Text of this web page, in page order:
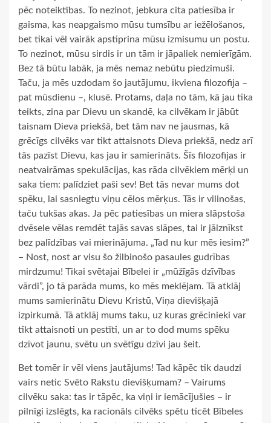
pēc noteiktības. To nezinot, jebkura cita patiesība ir
gaisma, kas neapgaismo mūsu tumsību ar iežēlošanos,
bet tikai vēl vairāk apstiprina mūsu izmisumu un postu.
To nezinot, mūsu sirdis ir un tām ir jāpaliek nemierīgām.
Bez tā būtu labāk, ja mēs nemaz nebūtu piedzimuši.
Taču, ja mēs uzdodam šo jautājumu, ikviena filozofija –
pat mūsdienu –, klusē. Protams, daļa no tām, kā jau tika
teikts, zina par Dievu un skandē, ka cilvēkam ir jābūt
taisnam Dieva priekšā, bet tām nav ne jausmas, kā
grēcīgs cilvēks var tikt attaisnots Dieva priekšā, nedz arī
tās pazīst Dievu, kas jau ir samierināts. Šīs filozofijas ir
neatvairāmas spekulācijas, kas rāda cilvēkiem mērķi un
saka tiem: palīdziet paši sev! Bet tās nevar mums dot
spēku, lai sasniegtu viņu cēlos mērķus. Tās ir vilinošas,
taču tukšas akas. Ja pēc patiesības un miera slāpstoša
dvēsele vēlas remdēt tajās savas slāpes, tai ir jāiznīkst
bez palīdzības vai mierinājuma. „Tad nu kur mēs iesim?”
– Nost, nost ar visu šo žilbinošo pasaules gudrības
mirdzumu! Tikai svētajai Bībelei ir „mūžīgās dzīvības
vārdi”, jo tā parāda mums, ko mēs meklējam. Tā atklāj
mums samierinātu Dievu Kristū, Viņa dievišķajā
izpirkumā. Tā atklāj mums taku, uz kuras grēcinieki var
tikt attaisnoti un pestīti, un ar to dod mums spēku
dzīvot jaunu, svētu un svētīgu dzīvi jau šeit.
Bet tomēr ir vēl viens jautājums! Tad kāpēc tik daudzi
vairs netic Svēto Rakstu dievišķumam? – Vairums
cilvēku saka: tas ir tāpēc, ka viņi ir iemācījušies – ir
pilnīgi izslēgts, ka racionāls cilvēks spētu ticēt Bībeles